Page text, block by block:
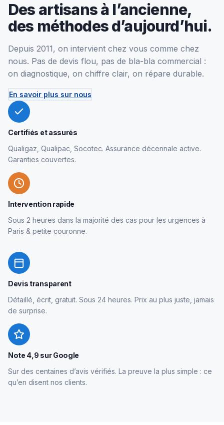
Des artisans à l’ancienne,
des méthodes d’aujourd’hui.
Depuis 2011, on intervient chez vous comme chez
nous. Pas de devis flou, pas de bla-bla commercial :
on diagnostique, on chiffre clair, on répare durable.
En savoir plus sur nous
Certifiés et assurés
Qualigaz, Qualipac, Socotec. Assurance décennale active.
Garanties couvertes.
Intervention rapide
Sous 2 heures dans la majorité des cas pour les urgences à
Paris & petite couronne.
Devis transparent
Détaillé, écrit, gratuit. Sous 24 heures. Prix au plus juste, jamais
de surprise.
Note 4,9 sur Google
Sur des centaines d’avis vérifiés. La preuve la plus simple : ce
qu’en disent nos clients.